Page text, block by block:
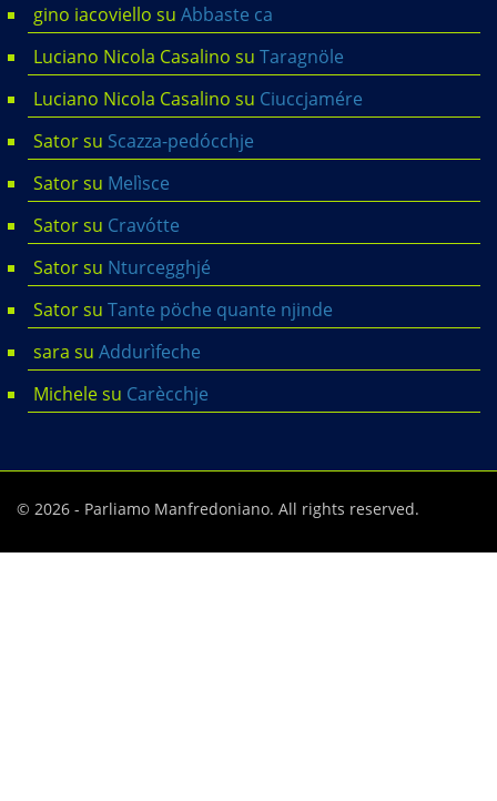
gino iacoviello su Abbaste ca
Luciano Nicola Casalino su Taragnöle
Luciano Nicola Casalino su Ciuccjamére
Satorsu Scazza-pedócchje
Satorsu Melìsce
Satorsu Cravótte
Satorsu Nturcegghjé
Satorsu Tante pöche quante njinde
sara su Addurìfeche
Michelesu Carècchje
© 2026 - Parliamo Manfredoniano. All rights reserved.